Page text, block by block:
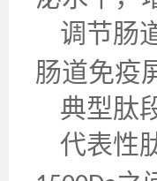
调节肠
肠道免疫
典型肽
代表性